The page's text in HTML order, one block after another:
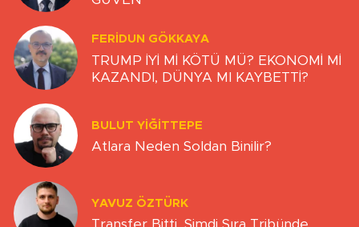
FERIDUN GÖKKAYA
TRUMP İYİ Mİ KÖTÜ MÜ? EKONOMİ Mİ
KAZANDI, DÜNYA MI KAYBETTİ?
BULUT YİĞİTTEPE
Atlara Neden Soldan Binilir?
YAVUZ ÖZTÜRK
Transfer Bitti, Şimdi Sıra Tribünde